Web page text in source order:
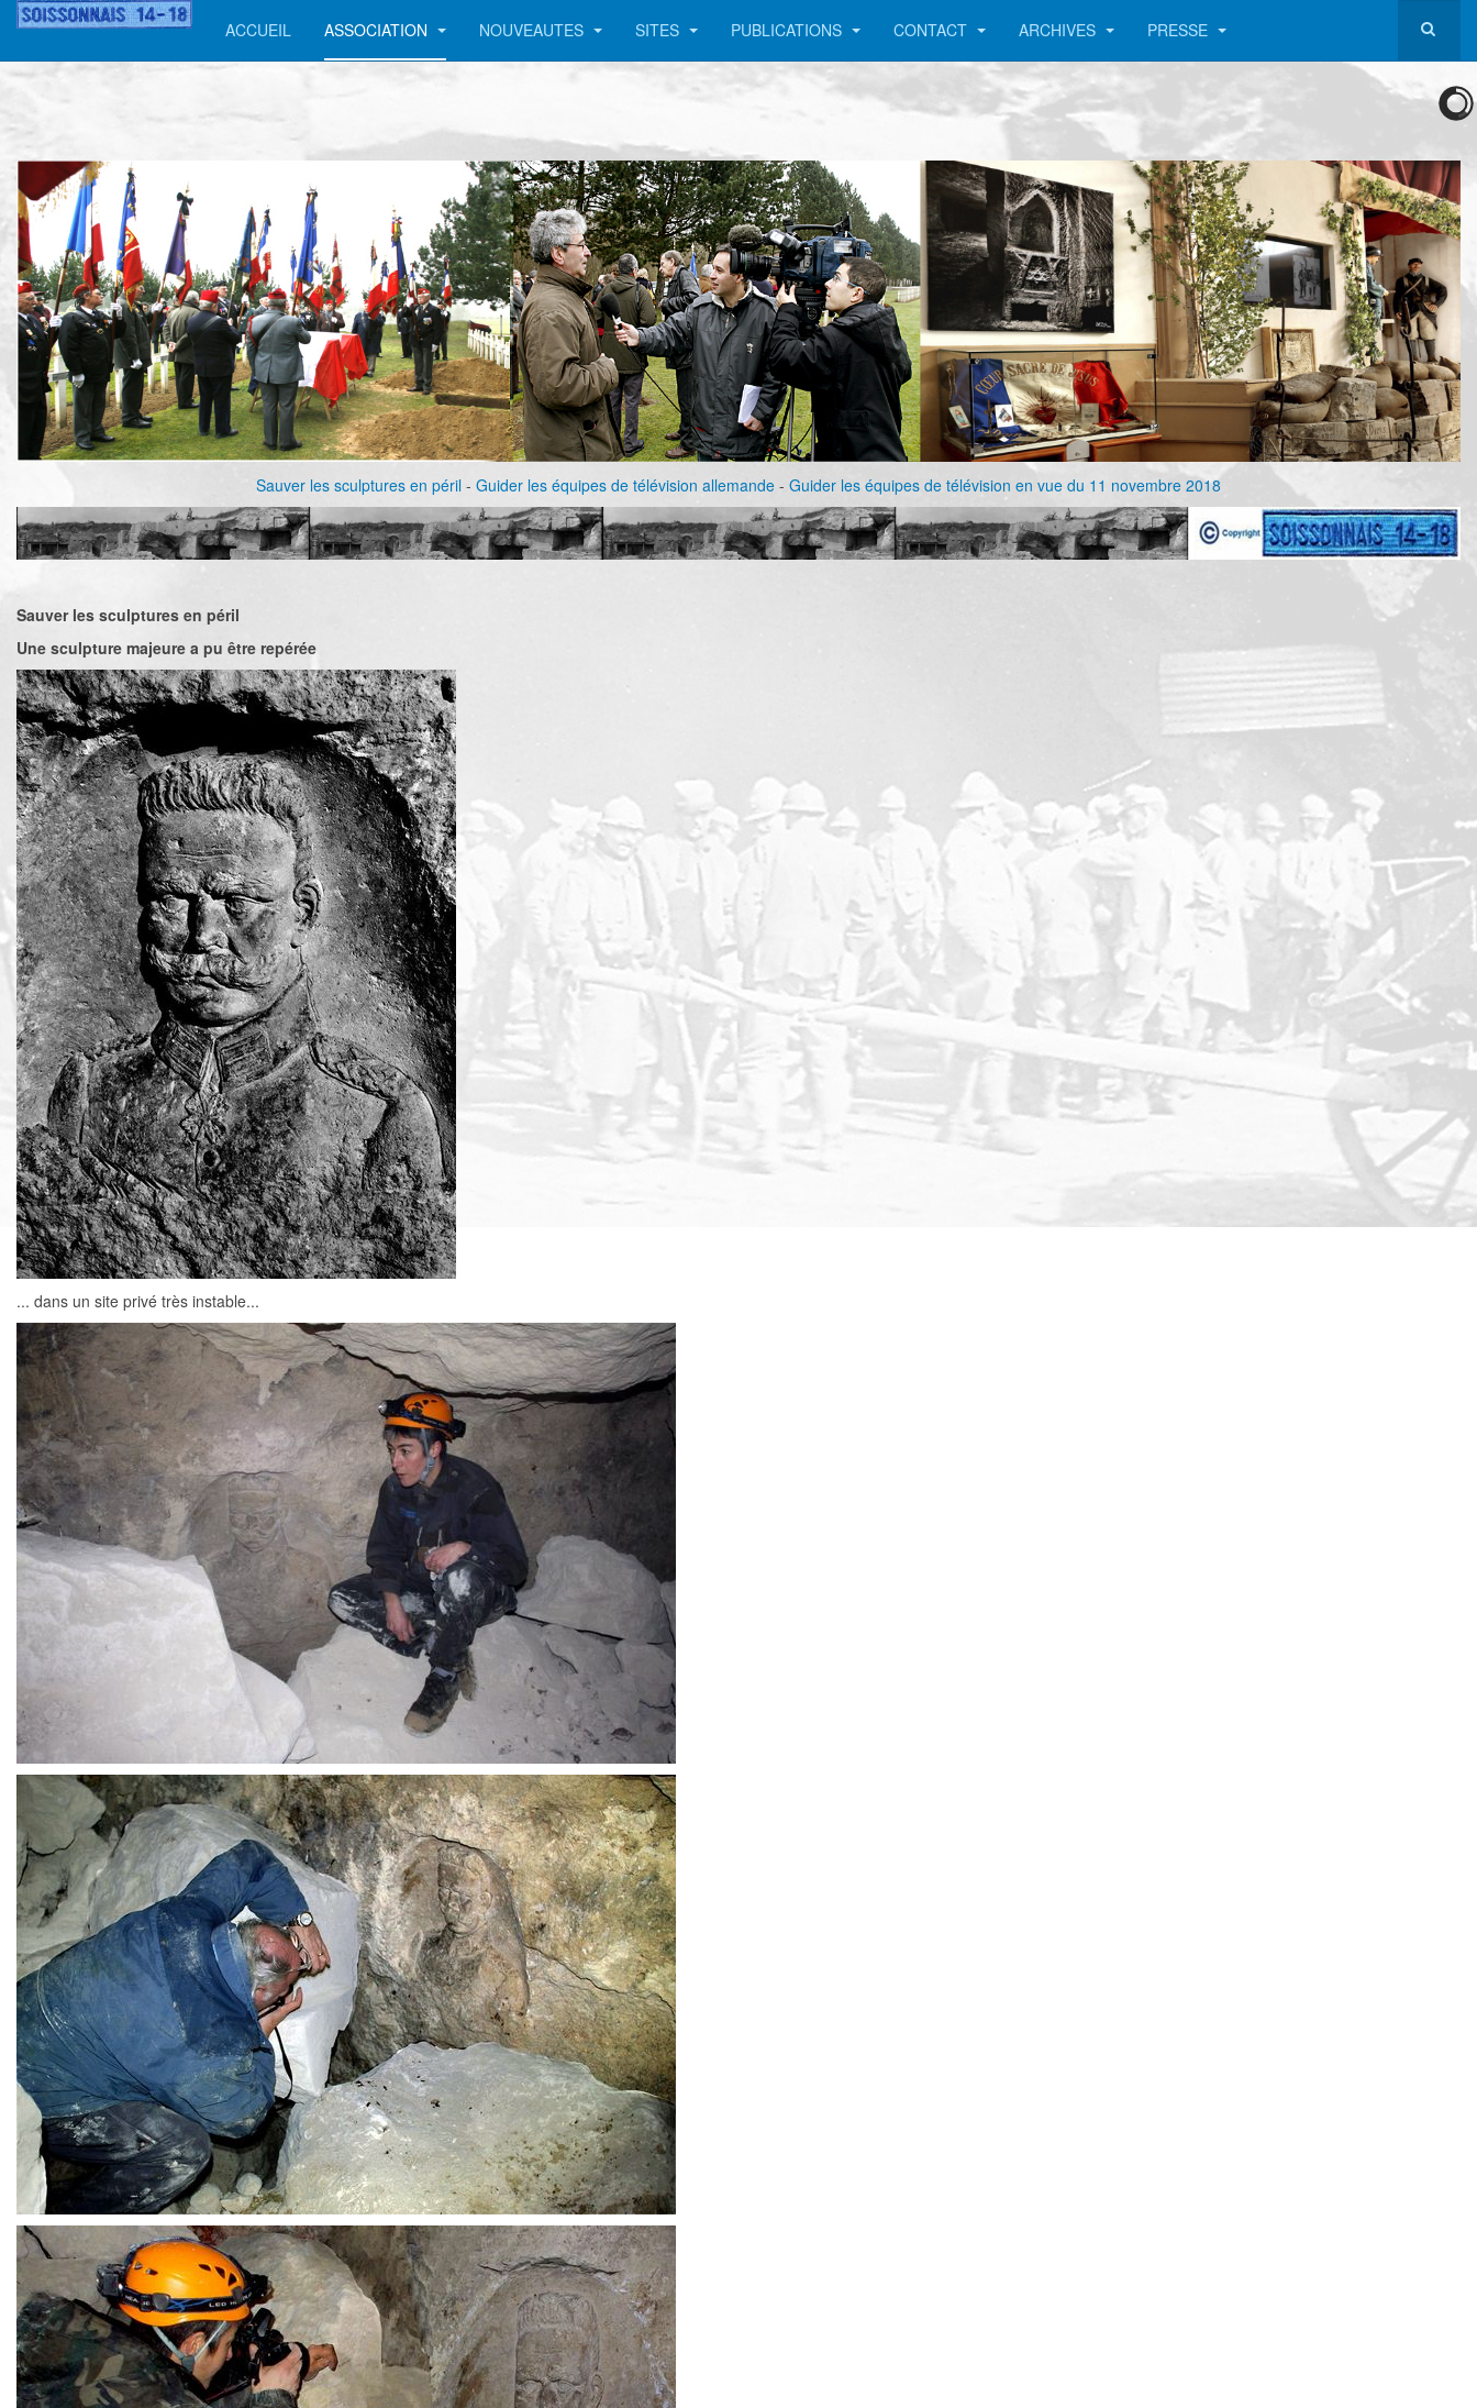
ACCUEIL ASSOCIATION NOUVEAUTES SITES PUBLICATIONS CONTACT ARCHIVES PRESSE
Sauver les sculptures en péril - Guider les équipes de télévision allemande - Guider les équipes de télévision en vue du 11 novembre 2018
Sauver les sculptures en péril
Une sculpture majeure a pu être repérée
... dans un site privé très instable...